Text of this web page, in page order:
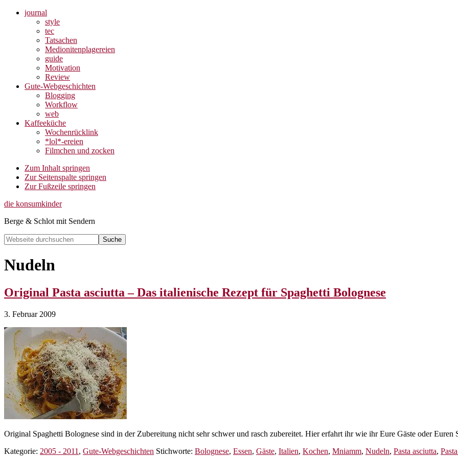
journal
style
tec
Tatsachen
Medionitenplagereien
guide
Motivation
Review
Gute-Webgeschichten
Blogging
Workflow
web
Kaffeeküche
Wochenrücklink
*lol*-ereien
Filmchen und zocken
Zum Inhalt springen
Zur Seitenspalte springen
Zur Fußzeile springen
die konsumkinder
Berge & Schlot mit Sendern
Webseite
durchsuchen
Search
Nudeln
Original Pasta asciutta – Das italienische Rezept für Spaghetti Bolognese
3. Februar 2009
Original Spaghetti Bolognese sind in der Zubereitung nicht sehr schwer und rasch zubereitet. Hier erfahrt ihr wie ihr Eure Gäste oder
Kategorie: 2005 - 2011 , Gute-Webgeschichten Stichworte: Bolognese, Essen, Gäste, Italien, Kochen, Mniamm, Nudeln, Pasta asciutta,